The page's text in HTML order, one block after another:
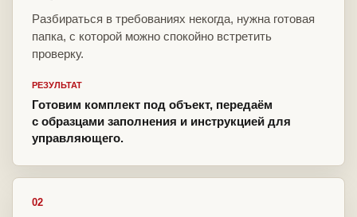
Разбираться в требованиях некогда, нужна готовая
папка, с которой можно спокойно встретить
проверку.
РЕЗУЛЬТАТ
Готовим комплект под объект, передаём
с образцами заполнения и инструкцией для
управляющего.
02